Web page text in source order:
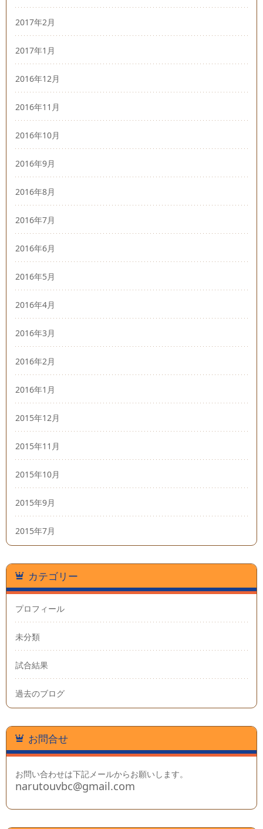
2017年2月
2017年1月
2016年12月
2016年11月
2016年10月
2016年9月
2016年8月
2016年7月
2016年6月
2016年5月
2016年4月
2016年3月
2016年2月
2016年1月
2015年12月
2015年11月
2015年10月
2015年9月
2015年7月
カテゴリー
プロフィール
未分類
試合結果
過去のブログ
お問合せ
お問い合わせは下記メールからお願いします。
narutouvbc@gmail.com